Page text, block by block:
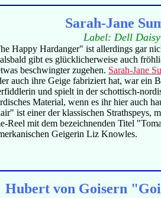
Sarah-Jane
Label: Dell
Happy Hardanger" ist allerdings gar
gibt es glücklicherweise auch
beschwingter zugehen. Sarah-Jane
auch ihre Geige fabriziert hat, war ein
und spielt in der schottisch-
Material, wenn es ihr hier auch
ist einer der klassischen
Reel mit dem bezeichnenden Titel
Geigerin Liz Knowles.
Hubert von Goisern